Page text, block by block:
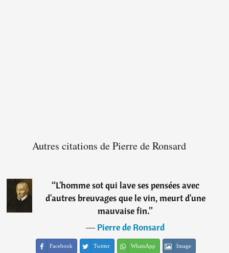
Autres citations de Pierre de Ronsard
“L'homme sot qui lave ses pensées avec
d'autres breuvages que le vin, meurt d'une
mauvaise fin.”
―Pierre de Ronsard
Facebook Twitter WhatsApp Image